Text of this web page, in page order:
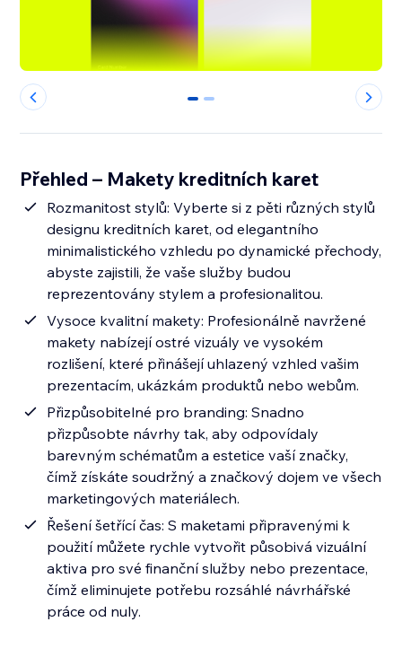
0 1
Přehled – Makety kreditních karet
Rozmanitost stylů: Vyberte si z pěti různých stylů
designu kreditních karet, od elegantního
minimalistického vzhledu po dynamické přechody,
abyste zajistili, že vaše služby budou
reprezentovány stylem a profesionalitou.
Vysoce kvalitní makety: Profesionálně navržené
makety nabízejí ostré vizuály ve vysokém
rozlišení, které přinášejí uhlazený vzhled vašim
prezentacím, ukázkám produktů nebo webům.
Přizpůsobitelné pro branding: Snadno
přizpůsobte návrhy tak, aby odpovídaly
barevným schématům a estetice vaší značky,
čímž získáte soudržný a značkový dojem ve všech
marketingových materiálech.
Řešení šetřící čas: S maketami připravenými k
použití můžete rychle vytvořit působivá vizuální
aktiva pro své finanční služby nebo prezentace,
čímž eliminujete potřebu rozsáhlé návrhářské
práce od nuly.